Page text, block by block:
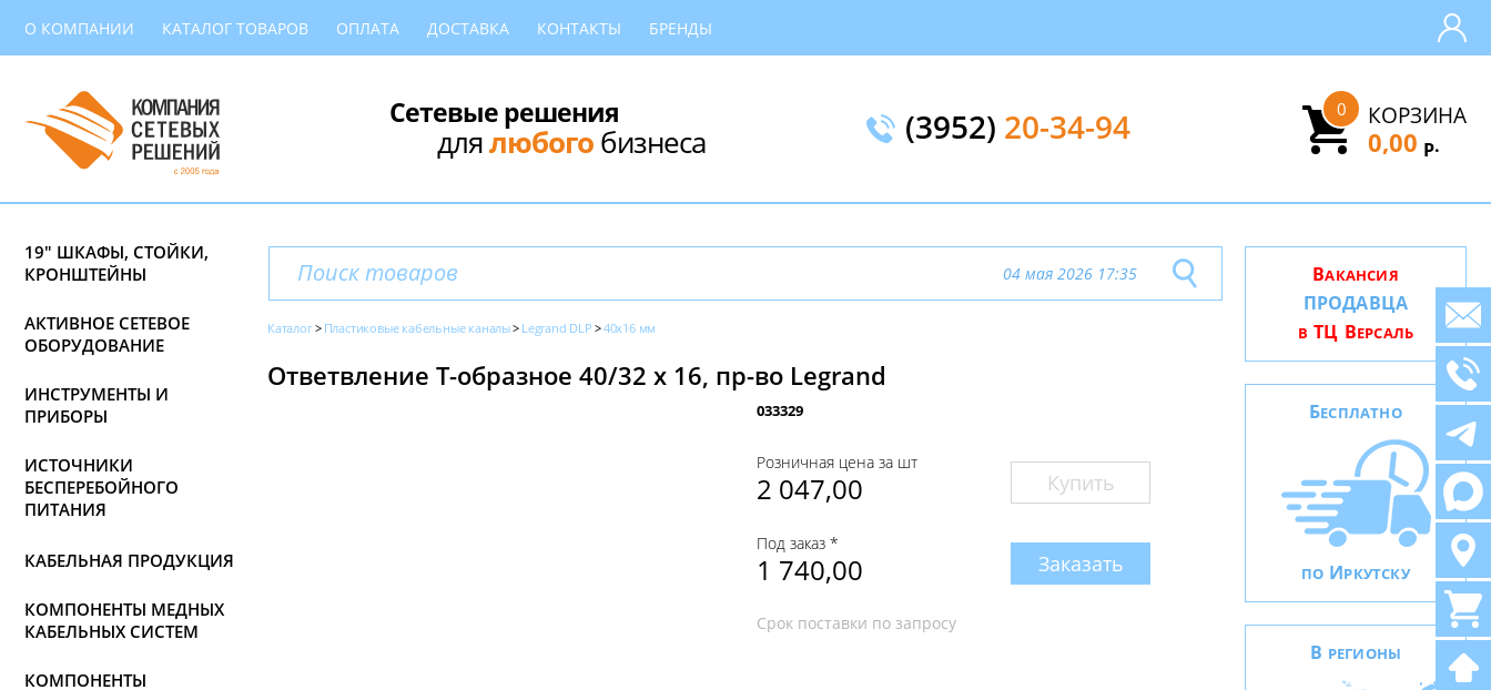
О КОМПАНИИ КАТАЛОГ ТОВАРОВ ОПЛАТА ДОСТАВКА КОНТАКТЫ БРЕНДЫ
Сетевые решения
длялюбогобизнеса (3952) 20-34-94 КОРЗИНА
0
0,00 Р.
19" ШКАФЫ, СТОЙКИ,
КРОНШТЕЙНЫ
АКТИВНОЕ СЕТЕВОЕ
ОБОРУДОВАНИЕ
ИНСТРУМЕНТЫ И
ПРИБОРЫ
ИСТОЧНИКИ
БЕСПЕРЕБОЙНОГО
ПИТАНИЯ
КАБЕЛЬНАЯ ПРОДУКЦИЯ
КОМПОНЕНТЫ МЕДНЫХ
КАБЕЛЬНЫХ СИСТЕМ
КОМПОНЕНТЫ
04 мая 2026 17:35
Каталог Пластиковые кабельные каналы Legrand DLP 40x16 мм
Ответвление Т-образное 40/32 х 16, пр-во Legrand
033329
Розничная цена за шт
2 047,00 Купить
Под заказ *
1 740,00 Заказать
Срок поставки по запросу
ВАКАНСИЯ
ПРОДАВЦА
В ТЦ ВЕРСАЛЬ
БЕСПЛАТНО
ПО ИРКУТСКУ
В РЕГИОНЫ